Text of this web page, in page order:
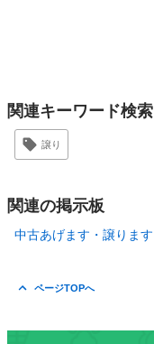
関連キーワード検索
譲り
関連の掲示板
中古あげます・譲ります
ページTOPへ